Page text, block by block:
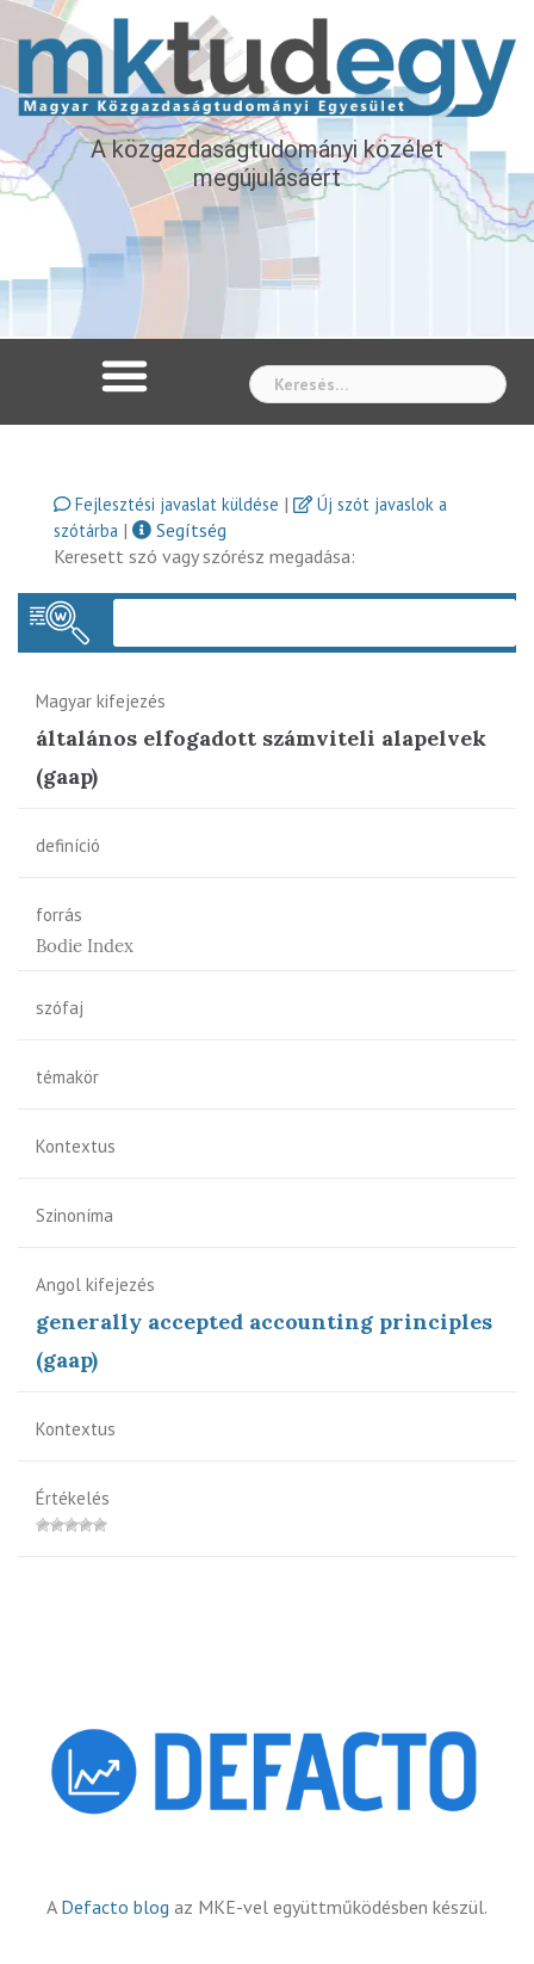
A közgazdaságtudományi közélet
megújulásáért
Fejlesztési javaslat küldése |
Új szót javaslok a
szótárba |
Segítség
Keresett szó vagy szórész megadása:
Magyar kifejezés
általános elfogadott számviteli alapelvek
(gaap)
definíció
forrás
Bodie Index
szófaj
témakör
Kontextus
Szinoníma
Angol kifejezés
generally accepted accounting principles
(gaap)
Kontextus
Értékelés
A Defacto blog az MKE-vel együttműködésben készül.